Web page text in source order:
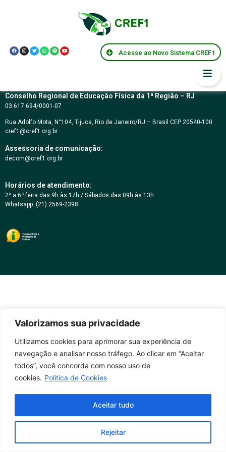
Valorizamos sua privacidade
Utilizamos cookies para aprimorar sua experiência de
navegação e analisar nosso tráfego. Ao clicar em “Aceitar
todos”, você concorda com nosso uso de
cookies. Política de Cookies
Rejeitar
Aceitar tudo
Acesse ao Novo Sistema CREF1
Parecer Federal
CNE/CES 58/2004
Conselho Regional de Educação Física da 1ª Região – RJ
03.617.694/0001-07
Rua Adolfo Mota, N°104, Tijuca, Rio de Janeiro/RJ – Brasil CEP 20540-100
cref1@cref1.org.br
Assessoria de comunicação:
decom@cref1.org.br
Horários de atendimento:
2ª a 6ª feira das 9h às 17h / Sábados das 09h às 13h
Whatsapp: (21) 2569-2398